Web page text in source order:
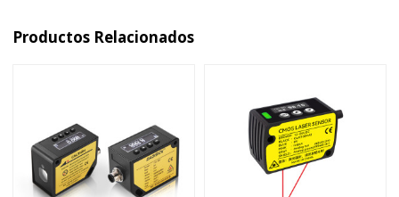
Productos Relacionados